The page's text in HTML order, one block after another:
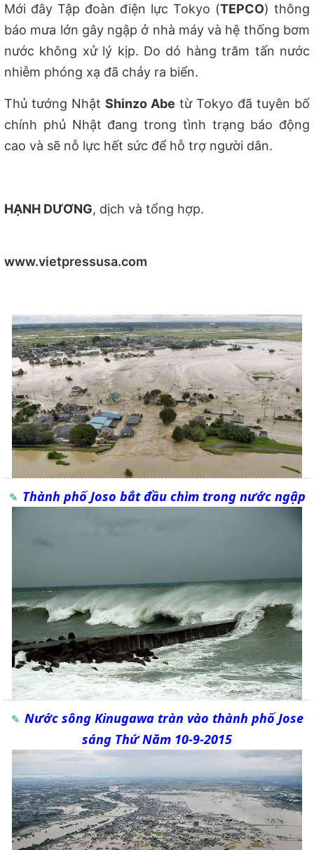
Mới đây Tập đoàn điện lực Tokyo (TEPCO) thông
báo mưa lớn gây ngập ở nhà máy và hệ thống bơm
nước không xử lý kịp. Do dó hàng trăm tấn nước
nhiễm phóng xạ đã chảy ra biển.
Thủ tướng Nhật Shinzo Abe từ Tokyo đã tuyên bố
chính phủ Nhật đang trong tình trạng báo động
cao và sẽ nỗ lực hết sức để hỗ trợ người dân.
HẠNH DƯƠNG, dịch và tổng hợp.
www.vietpressusa.com
Thành phố Joso bắt đầu chìm trong nước ngập
Nước sông Kinugawa tràn vào thành phố Jose
sáng Thứ Năm 10-9-2015